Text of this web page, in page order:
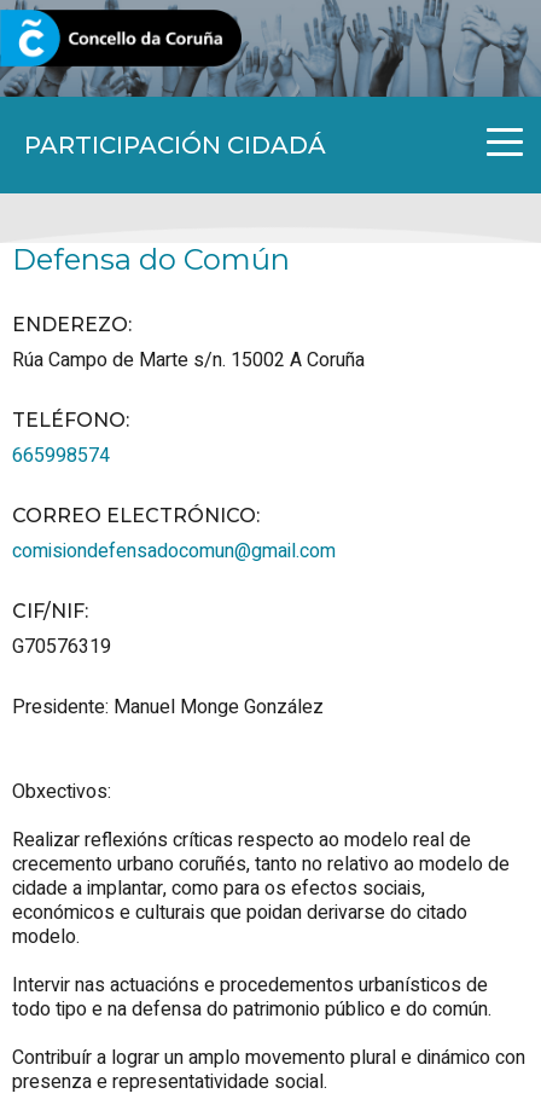
PARTICIPACIÓN CIDADÁ
CORUNA.GAL
Defensa do Común
ENDEREZO:
Rúa Campo de Marte s/n. 15002 A Coruña
TELÉFONO:
665998574
CORREO ELECTRÓNICO:
comisiondefensadocomun@gmail.com
CIF/NIF:
G70576319
Presidente: Manuel Monge González
Obxectivos:
Realizar reflexións críticas respecto ao modelo real de
crecemento urbano coruñés, tanto no relativo ao modelo de
cidade a implantar, como para os efectos sociais,
económicos e culturais que poidan derivarse do citado
modelo.
Intervir nas actuacións e procedementos urbanísticos de
todo tipo e na defensa do patrimonio público e do común.
Contribuír a lograr un amplo movemento plural e dinámico con
presenza e representatividade social.